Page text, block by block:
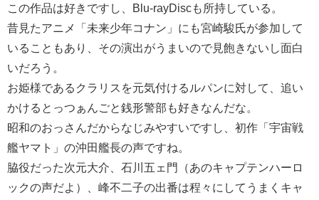
この作品は好きですし、Blu-rayDiscも所持している。
昔見たアニメ「未来少年コナン」にも宮崎駿氏が参加して
いることもあり、その演出がうまいので見飽きないし面白
いだろう。
お姫様であるクラリスを元気付けるルパンに対して、追い
かけるとっつぁんごと銭形警部も好きなんだな。
昭和のおっさんだからなじみやすいですし、初作「宇宙戦
艦ヤマト」の沖田艦長の声ですね。
脇役だった次元大介、石川五ェ門（あのキャプテンハーロ
ックの声だよ）、峰不二子の出番は程々にしてうまくキャ